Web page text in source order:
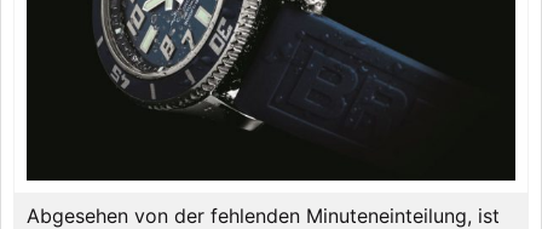
Abgesehen von der fehlenden Minuteneinteilung, ist